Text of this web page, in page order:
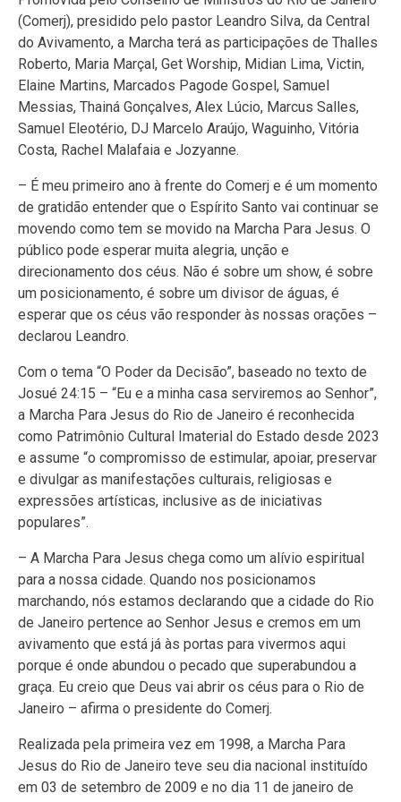
(Comerj), presidido pelo pastor Leandro Silva, da Central
do Avivamento, a Marcha terá as participações de Thalles
Roberto, Maria Marçal, Get Worship, Midian Lima, Victin,
Elaine Martins, Marcados Pagode Gospel, Samuel
Messias, Thainá Gonçalves, Alex Lúcio, Marcus Salles,
Samuel Eleotério, DJ Marcelo Araújo, Waguinho, Vitória
Costa, Rachel Malafaia e Jozyanne.
– É meu primeiro ano à frente do Comerj e é um momento
de gratidão entender que o Espírito Santo vai continuar se
movendo como tem se movido na Marcha Para Jesus. O
público pode esperar muita alegria, unção e
direcionamento dos céus. Não é sobre um show, é sobre
um posicionamento, é sobre um divisor de águas, é
esperar que os céus vão responder às nossas orações –
declarou Leandro.
Com o tema “O Poder da Decisão”, baseado no texto de
Josué 24:15 – “Eu e a minha casa serviremos ao Senhor”,
a Marcha Para Jesus do Rio de Janeiro é reconhecida
como Patrimônio Cultural Imaterial do Estado desde 2023
e assume “o compromisso de estimular, apoiar, preservar
e divulgar as manifestações culturais, religiosas e
expressões artísticas, inclusive as de iniciativas
populares”.
– A Marcha Para Jesus chega como um alívio espiritual
para a nossa cidade. Quando nos posicionamos
marchando, nós estamos declarando que a cidade do Rio
de Janeiro pertence ao Senhor Jesus e cremos em um
avivamento que está já às portas para vivermos aqui
porque é onde abundou o pecado que superabundou a
graça. Eu creio que Deus vai abrir os céus para o Rio de
Janeiro – afirma o presidente do Comerj.
Realizada pela primeira vez em 1998, a Marcha Para
Jesus do Rio de Janeiro teve seu dia nacional instituído
em 03 de setembro de 2009 e no dia 11 de janeiro de